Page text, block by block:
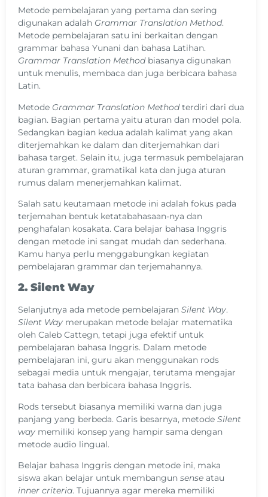
Metode pembelajaran yang pertama dan sering
digunakan adalah Grammar Translation Method.
Metode pembelajaran satu ini berkaitan dengan
grammar bahasa Yunani dan bahasa Latihan.
Grammar Translation Method biasanya digunakan
untuk menulis, membaca dan juga berbicara bahasa
Latin.
Metode Grammar Translation Methodterdiri dari dua
bagian. Bagian pertama yaitu aturan dan model pola.
Sedangkan bagian kedua adalah kalimat yang akan
diterjemahkan ke dalam dan diterjemahkan dari
bahasa target. Selain itu, juga termasuk pembelajaran
aturan grammar, gramatikal kata dan juga aturan
rumus dalam menerjemahkan kalimat.
Salah satu keutamaan metode ini adalah fokus pada
terjemahan bentuk ketatabahasaan-nya dan
penghafalan kosakata. Cara belajar bahasa Inggris
dengan metode ini sangat mudah dan sederhana.
Kamu hanya perlu menggabungkan kegiatan
pembelajaran grammar dan terjemahannya.
2. Silent Way
Selanjutnya ada metode pembelajaran Silent Way.
Silent Way merupakan metode belajar matematika
oleh Caleb Cattegn, tetapi juga efektif untuk
pembelajaran bahasa Inggris. Dalam metode
pembelajaran ini, guru akan menggunakan rods
sebagai media untuk mengajar, terutama mengajar
tata bahasa dan berbicara bahasa Inggris.
Rods tersebut biasanya memiliki warna dan juga
panjang yang berbeda. Garis besarnya, metode Silent
way memiliki konsep yang hampir sama dengan
metode audio lingual.
Belajar bahasa Inggris dengan metode ini, maka
siswa akan belajar untuk membangun sense atau
inner criteria. Tujuannya agar mereka memiliki